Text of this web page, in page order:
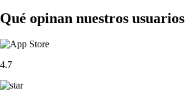
Qué opinan nuestros usuarios
4.7